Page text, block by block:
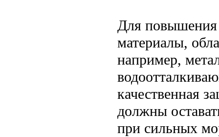
Для повышения
материалы,
например,
качественная
должны
при сильных